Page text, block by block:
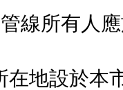
有人應
設於本市